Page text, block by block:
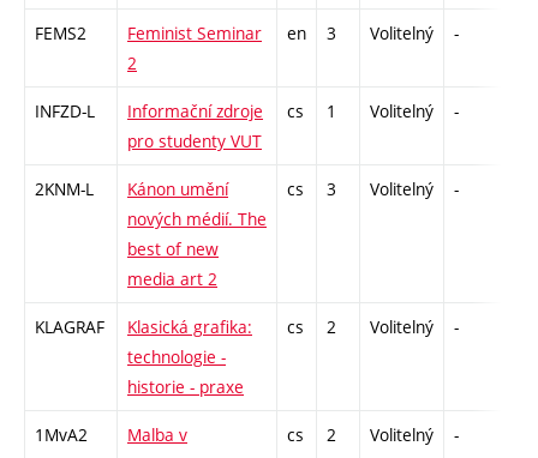
FEMS2
Feminist Seminar
2
en 3 Volitelný -
INFZD-L
Informační zdroje
pro studenty VUT
cs 1 Volitelný -
2KNM-L
Kánon umění
nových médií. The
best of new
media art 2
cs 3 Volitelný -
KLAGRAF
Klasická grafika:
technologie -
historie - praxe
cs 2 Volitelný -
1MvA2
Malba v
cs 2 Volitelný -